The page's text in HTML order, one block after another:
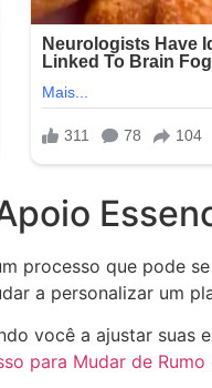
processo que pode
a personalizar um
você a ajustar
para Mudar de